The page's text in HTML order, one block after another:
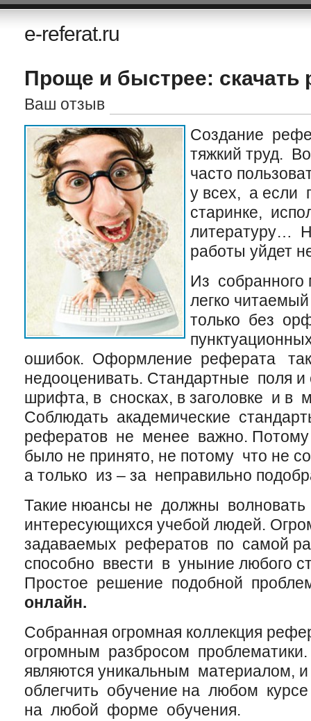
e-referat.ru
Проще и быстрее:
Ваш отзыв
Создание
тяжкий труд.
часто
у всех, а если
старинке,
литературу…
работы уйдет
Из собранного
легко
только без
ошибок. Оформление реферата
недооценивать. Стандартные поля
шрифта, в сносках, в заголовке и в
Соблюдать академические
рефератов не менее важно.
было не принято, не потому что не
а только из – за неправильно
Такие нюансы не должны волновать
интересующихся учебой людей.
задаваемых рефератов по самой
способно ввести в уныние любого
Простое решение подобной
онлайн.
Собранная огромная коллекция
огромным разбросом
являются уникальным материалом,
облегчить обучение на любом
на любой форме обучения.